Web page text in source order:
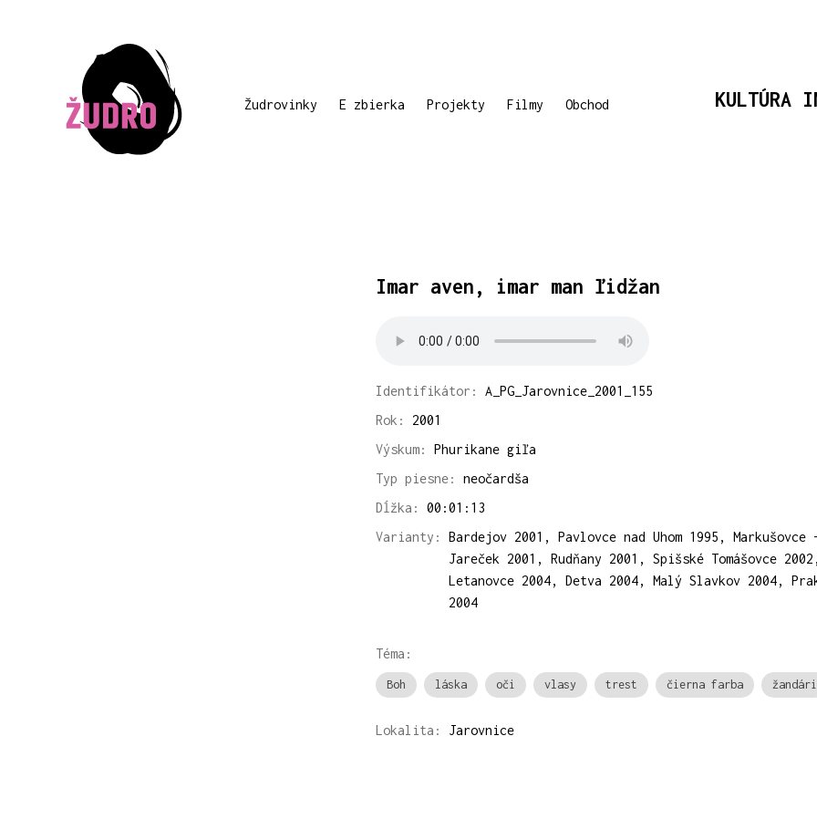
Žudrovinky E zbierka Projekty Filmy Obchod KULTÚRA
Imar aven, imar man ľidžan
Identifikátor:
A_PG_Jarovnice_2001_155
Rok:
2001
Výskum:
Phurikane giľa
Typ piesne:
neočardša
Dĺžka:
00:01:13
Varianty:
Bardejov 2001, Pavlovce nad Uhom 1995, Markušovce
Jareček 2001, Rudňany 2001, Spišské Tomášovce 2002,
Letanovce 2004, Detva 2004, Malý Slavkov 2004,
2004
Téma:
Boh láska oči vlasy trest čierna farba žandári
Lokalita: Jarovnice